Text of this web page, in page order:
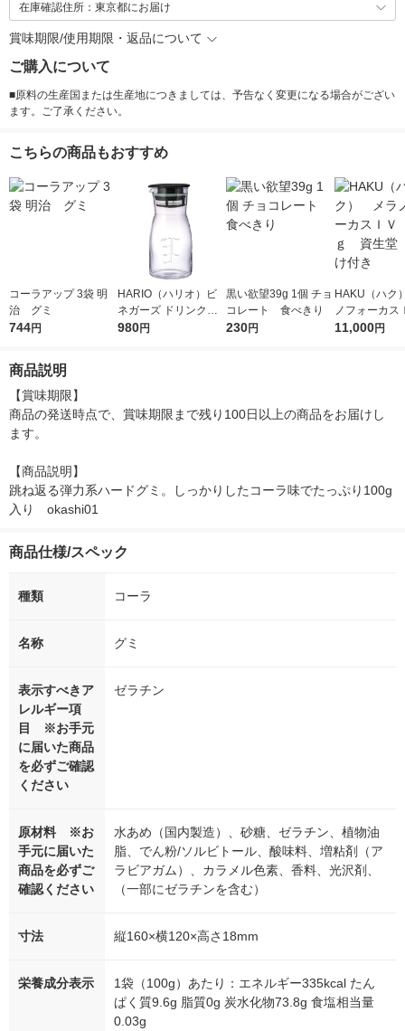
在庫確認住所：東京都にお届け
賞味期限/使用期限・返品について
ご購入について
■原料の生産国または生産地につきましては、予告なく変更になる場合がござい
ます。ご了承ください。
こちらの商品もおすすめ
コーラアップ 3袋 明
治 グミ
744円
HARIO（ハリオ）ビ
ネガーズ ドリンクピ
ッチャー 耐熱ガラス
980円
黒い欲望39g 1個 チョ
コレート 食べきり
230円
HAKU（ハ
ノフォーカ
5ｇ 資生堂
11,000円
商品説明
【賞味期限】
商品の発送時点で、賞味期限まで残り100日以上の商品をお届けし
ます。
【商品説明】
跳ね返る弾力系ハードグミ。しっかりしたコーラ味でたっぷり100g
入り　okashi01
商品仕様/スペック
種類 コーラ
名称 グミ
表示すべきア
レルギー項
目 ※お手元
に届いた商品
を必ずご確認
ください
ゼラチン
原材料 ※お
手元に届いた
商品を必ずご
確認ください
水あめ（国内製造）、砂糖、ゼラチン、植物油
脂、でん粉/ソルビトール、酸味料、増粘剤（ア
ラビアガム）、カラメル色素、香料、光沢剤、
（一部にゼラチンを含む）
寸法 縦160×横120×高さ18mm
栄養成分表示
1袋（100g）あたり：エネルギー335kcal たん
ぱく質9.6g 脂質0g 炭水化物73.8g 食塩相当量
0.03g